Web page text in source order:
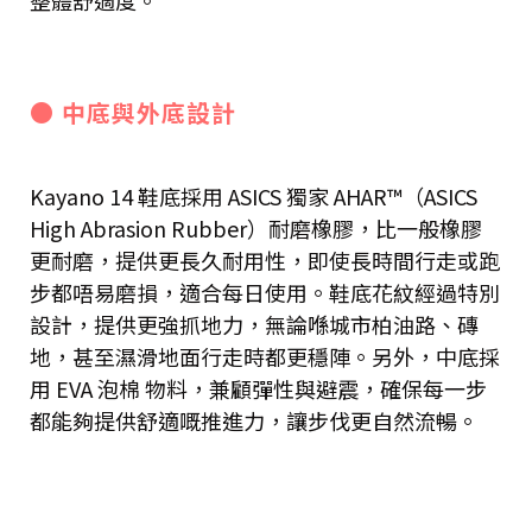
● 中底與外底設計
Kayano 14 鞋底採用 ASICS 獨家 AHAR™（ASICS
High Abrasion Rubber）耐磨橡膠，比一般橡膠
更耐磨，提供更長久耐用性，即使長時間行走或跑
步都唔易磨損，適合每日使用。鞋底花紋經過特別
設計，提供更強抓地力，無論喺城市柏油路、磚
地，甚至濕滑地面行走時都更穩陣。另外，中底採
用 EVA 泡棉 物料，兼顧彈性與避震，確保每一步
都能夠提供舒適嘅推進力，讓步伐更自然流暢。